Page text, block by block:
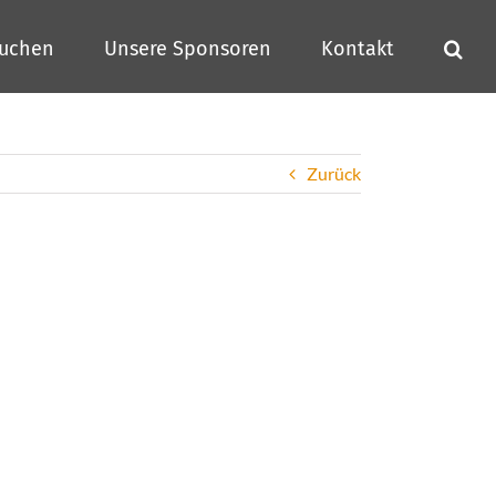
Unsere Sponsoren Kontakt
Zurück